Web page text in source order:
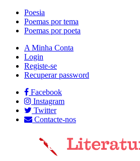
Poesia
Poemas por tema
Poemas por poeta
A Minha Conta
Login
Registe-se
Recuperar password
Facebook
Instagram
Twitter
Contacte-nos